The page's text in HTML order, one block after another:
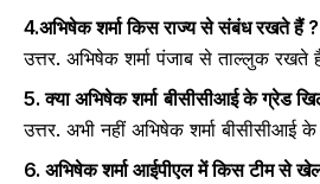
4.अभिषेक शर्मा किस राज्य से संबंध रखते हैं ?
उत्तर. अभिषेक शर्मा पंजाब से ताल्लुक रखते
5. क्या अभिषेक शर्मा बीसीसीआई के ग्रेड
उत्तर. अभी नहीं अभिषेक शर्मा बीसीसीआई
6. अभिषेक शर्माआईपीएल में किस टीम से